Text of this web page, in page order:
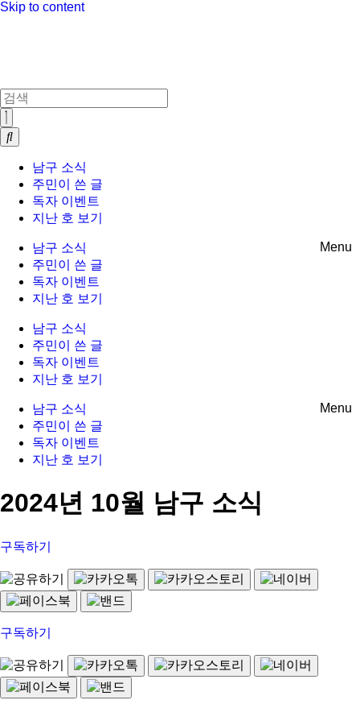
Skip to content
남구 소식
주민이 쓴 글
독자 이벤트
지난 호 보기
Menu
남구 소식
주민이 쓴 글
독자 이벤트
지난 호 보기
남구 소식
주민이 쓴 글
독자 이벤트
지난 호 보기
Menu
남구 소식
주민이 쓴 글
독자 이벤트
지난 호 보기
2024년 10월 남구 소식
구독하기
구독하기